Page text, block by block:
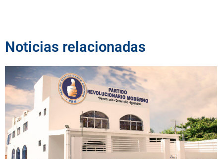
Noticias relacionadas